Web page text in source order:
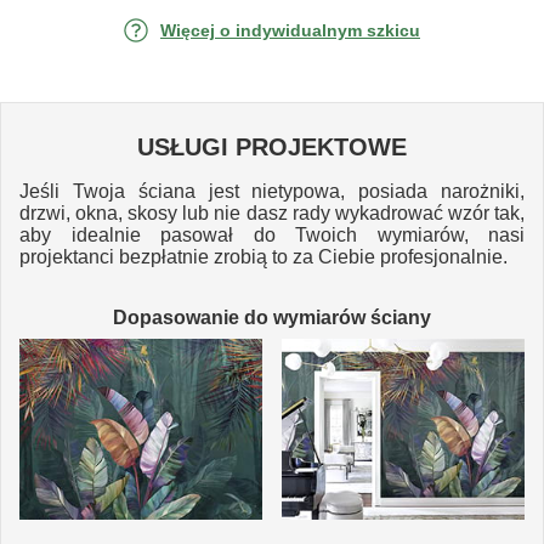
Więcej o indywidualnym szkicu
USŁUGI PROJEKTOWE
Jeśli Twoja ściana jest nietypowa, posiada narożniki,
drzwi, okna, skosy lub nie dasz rady wykadrować wzór tak,
aby idealnie pasował do Twoich wymiarów, nasi
projektanci bezpłatnie zrobią to za Ciebie profesjonalnie.
Dopasowanie do wymiarów ściany